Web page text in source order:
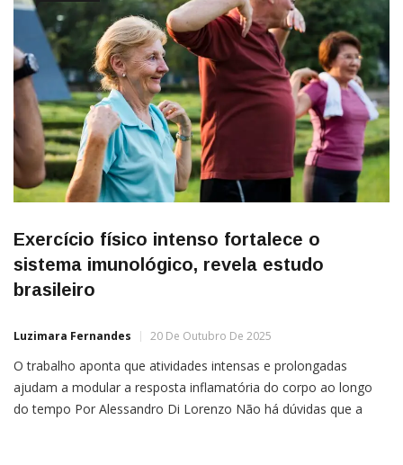
Exercício físico intenso fortalece o
sistema imunológico, revela estudo
brasileiro
Luzimara Fernandes 20 De Outubro De 2025
O trabalho aponta que atividades intensas e prolongadas
ajudam a modular a resposta inflamatória do corpo ao longo
do tempo Por Alessandro Di Lorenzo Não há dúvidas que a